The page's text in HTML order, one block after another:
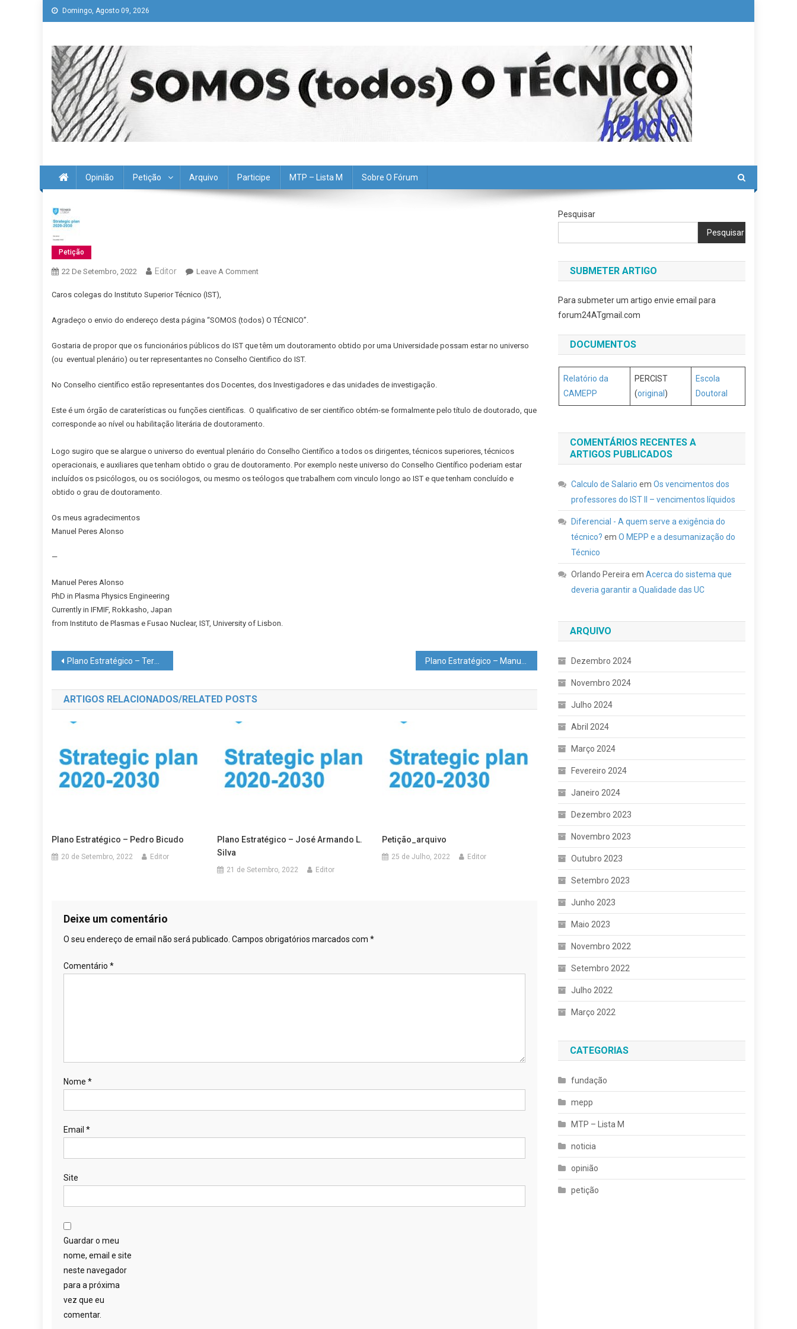
Skip
to
Domingo, Agosto 09, 2026
Opinião Petição Arquivo Participe MTP – Lista M Sobre O Fórum
Petição
22 De Setembro, 2022 Editor Leave A CommentOn
Manuel
Caros colegas do Instituto Superior Técnico (IST),
Agradeço o envio do endereço desta página “SOMOS (todos) O TÉCNICO”.
Gostaria de propor que os funcionários públicos do IST que têm um doutoramento obtido por uma Universidade possam estar no universo
(ou eventual plenário) ou ter representantes no Conselho Cientifico do IST.
No Conselho científico estão representantes dos Docentes, dos Investigadores e das unidades de investigação.
Este é um órgão de caraterísticas ou funções científicas. O qualificativo de ser científico obtém-se formalmente pelo título de doutorado, que
corresponde ao nível ou habilitação literária de doutoramento.
Logo sugiro que se alargue o universo do eventual plenário do Conselho Científico a todos os dirigentes, técnicos superiores, técnicos
operacionais, e auxiliares que tenham obtido o grau de doutoramento. Por exemplo neste universo do Conselho Científico poderiam estar
incluídos os psicólogos, ou os sociólogos, ou mesmo os teólogos que trabalhem com vinculo longo ao IST e que tenham concluído e
obtido o grau de doutoramento.
Os meus agradecimentos
Manuel Peres Alonso
—
Manuel Peres Alonso
PhD in Plasma Physics Engineering
Currently in IFMIF, Rokkasho, Japan
from Instituto de Plasmas e Fusao Nuclear, IST, University of Lisbon.
Navegação
de
artigos
Plano Estratégico – Teresa Heitor
ARTIGOS RELACIONADOS/RELATED POSTS
Plano Estratégico – Pedro Bicudo
20 de Setembro, 2022 Editor
Plano Estratégico – José Armando L.
Silva
21 de Setembro, 2022 Editor
Petição_arquivo
25 de Julho, 2022 Editor
Deixe um comentário
O seu endereço de email não será publicado. Campos obrigatórios marcados com *
Comentário *
Nome *
Email *
Site
Guardar o meu
nome, email e site
neste navegador
para a próxima
vez que eu
comentar.
Pesquisar
Pesquisar
SUBMETER ARTIGO
Para submeter um artigo envie email para
forum24ATgmail.com
DOCUMENTOS
Relatório da
CAMEPP
PERCIST
(original )
Escola
Doutoral
COMENTÁRIOS RECENTES A
ARTIGOS PUBLICADOS
Calculo de Salario emOs vencimentos dos
professores do IST II – vencimentos líquidos
Diferencial - A quem serve a exigência do
técnico? emO MEPP e a desumanização do
Técnico
Orlando Pereira emAcerca do sistema que
deveria garantir a Qualidade das UC
ARQUIVO
Dezembro 2024
Novembro 2024
Julho 2024
Abril 2024
Março 2024
Fevereiro 2024
Janeiro 2024
Dezembro 2023
Novembro 2023
Outubro 2023
Setembro 2023
Junho 2023
Maio 2023
Novembro 2022
Setembro 2022
Julho 2022
Março 2022
CATEGORIAS
fundação
mepp
MTP – Lista M
noticia
opinião
petição